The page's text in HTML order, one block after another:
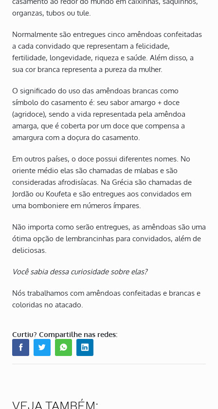
organzas, tubos ou tule.
Normalmente são entregues cinco amêndoas confeitadas
a cada convidado que representam a felicidade,
fertilidade, longevidade, riqueza e saúde. Além disso, a
sua cor branca representa a pureza da mulher.
O significado do uso das amêndoas brancas como
símbolo do casamento é: seu sabor amargo + doce
(agridoce), sendo a vida representada pela amêndoa
amarga, que é coberta por um doce que compensa a
amargura com a doçura do casamento.
Em outros países, o doce possui diferentes nomes. No
oriente médio elas são chamadas de mlabas e são
consideradas afrodisíacas. Na Grécia são chamadas de
Jordão ou Koufeta e são entregues aos convidados em
uma bomboniere em números ímpares.
Não importa como serão entregues, as amêndoas são uma
ótima opção de lembrancinhas para convidados, além de
deliciosas.
Você sabia dessa curiosidade sobre elas?
Nós trabalhamos com amêndoas confeitadas e brancas e
coloridas no atacado.
Curtiu? Compartilhe nas redes:
VEJA TAMBÉM: